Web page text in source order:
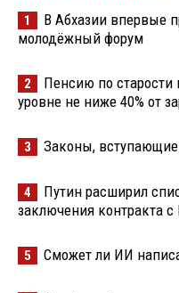
1
В Абхазии впервые
молодёжный форум
2
Пенсию по старости
уровне не ниже 40% от
3 Законы, вступающие
4
Путин расширил
заключения контракта
5 Сможет ли ИИ